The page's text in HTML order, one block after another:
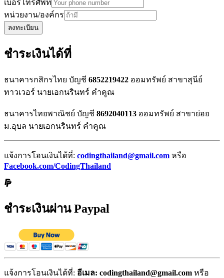
เบอร์โทรศัพท์
หน่วยงาน/องค์กร
ลงทะเบียน
ชำระเงินได้ที่
ธนาคารกสิกรไทย บัญชี 6852219422 ออมทรัพย์ สาขาสุนีย์
ทาวเวอร์ นายเอกนรินทร์ คำคูณ
ธนาคารไทยพาณิชย์ บัญชี 8692040113 ออมทรัพย์ สาขาย่อย
ม.อุบล นายเอกนรินทร์ คำคูณ
แจ้งการโอนเงินได้ที่: codingthailand@gmail.com หรือ
Facebook.com/CodingThailand
ชำระเงินผ่าน Paypal
แจ้งการโอนเงินได้ที่: อีเมล: codingthailand@gmail.com หรือ